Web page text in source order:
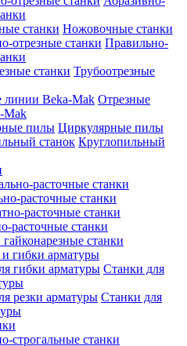
Ножовочные станки
Правильно-
Трубоотрезные
Отрезные
Mak
Циркулярные пилы
Круглопильный
расточные станки
расточные станки
станки
гибки арматуры
Станки для
Станки для